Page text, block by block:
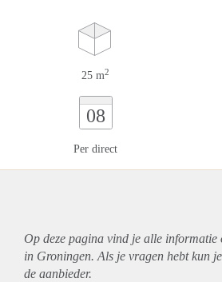
25 m2
08
Per direct
Op deze pagina vind je alle informatie
in Groningen. Als je vragen hebt kun
de aanbieder.